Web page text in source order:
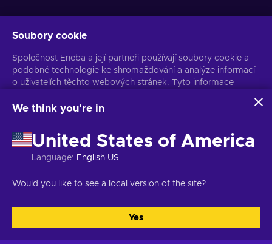
Získejte personalizované nabídky her
Oznámení o ochraně osobních údajů
Soubory cookie
Společnost Eneba a její partneři používají soubory cookie a
podobné technologie ke shromažďování a analýze informací
o uživatelích těchto webových stránek. Tyto informace
stránkách. Vaše osobní údaje mohou být také použity k
Kliknutím na tlačítko „Přijmout vše“ souhlasíte s používáním
těchto technologií společností Eneba a jejími partnery. Svůj
souhlas můžete upravit kliknutím na tlačítko „Přizpůsobit“.
naleznete na Bezpečnost a ochrana osobních údajů firem
We think you're in
United States of America
Language: English US
Would you like to see a local version of the site?
Yes